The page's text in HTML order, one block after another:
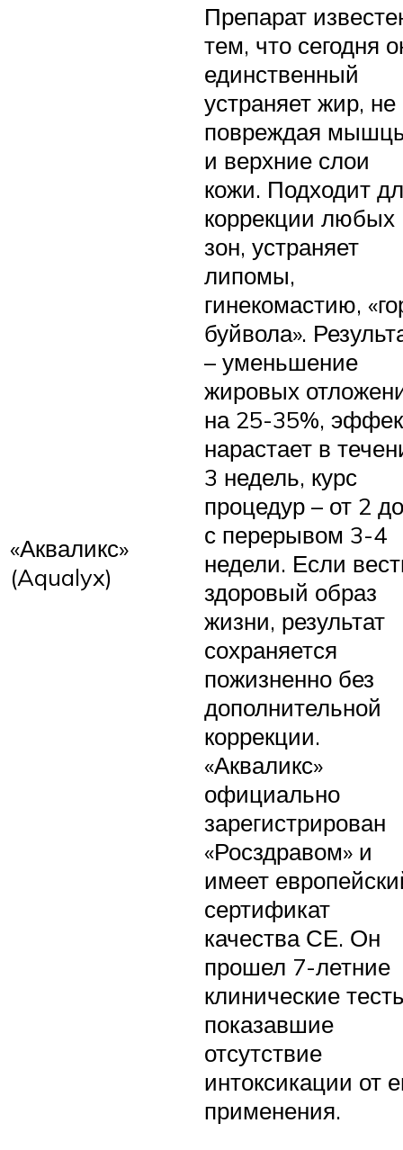
«Акваликс»
(Aqualyx)
Препарат
тем, что сегодня
единственный
устраняет жир, не
повреждая
и верхние слои
кожи. Подходит
коррекции любых
зон, устраняет
липомы,
гинекомастию,
буйвола».
– уменьшение
жировых
на 25-35%,
нарастает в
3 недель, курс
процедур – от 2
с перерывом 3-4
недели. Если
здоровый образ
жизни, результат
сохраняется
пожизненно без
дополнительной
коррекции.
«Акваликс»
официально
зарегистрирован
«Росздравом» и
имеет
сертификат
качества СЕ. Он
прошел 7-летние
клинические
показавшие
отсутствие
интоксикации от
применения.